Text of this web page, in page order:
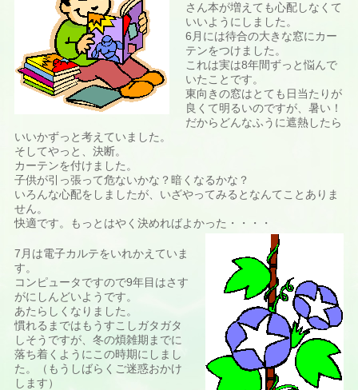
さん本が増えても心配しなくて
いいようにしました。
6月には待合の大きな窓にカー
テンをつけました。
これは実は8年間ずっと悩んで
いたことです。
東向きの窓はとても日当たりが
良くて明るいのですが、暑い！
だからどんなふうに遮熱したら
いいかずっと考えていました。
そしてやっと、決断。
カーテンを付けました。
子供が引っ張って危ないかな？暗くなるかな？
いろんな心配をしましたが、いざやってみるとなんてことありま
せん。
快適です。もっとはやく決めればよかった・・・・
7月は電子カルテをいれかえていま
す。
コンピュータですので9年目はさす
がにしんどいようです。
あたらしくなりました。
慣れるまではもうすこしガタガタ
しそうですが、冬の煩雑期までに
落ち着くようにこの時期にしまし
た。（もうしばらくご迷惑おかけ
します）